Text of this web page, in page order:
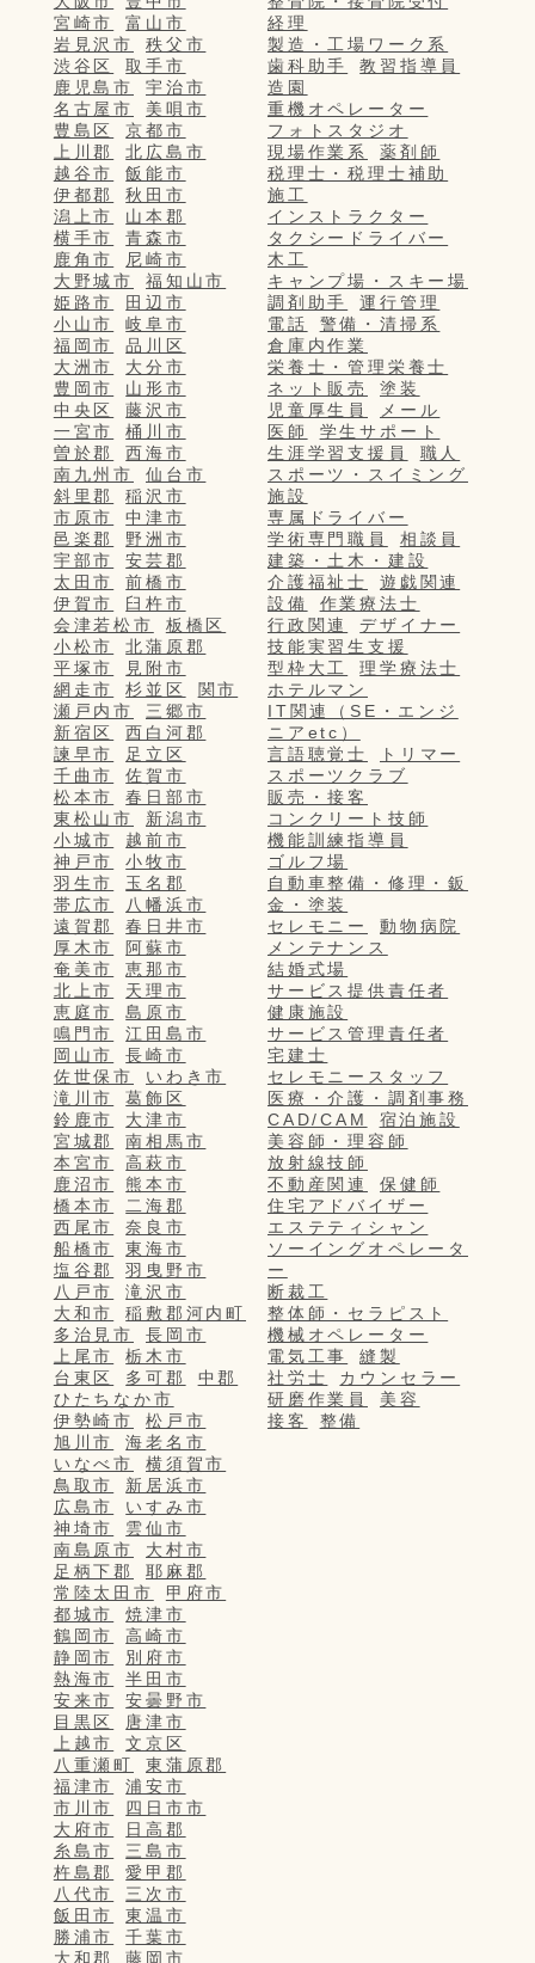
宮崎市
富山市
岩見沢市
秩父市
渋谷区
取手市
鹿児島市
宇治市
名古屋市
美唄市
豊島区
京都市
上川郡
北広島市
越谷市
飯能市
伊都郡
秋田市
潟上市
山本郡
横手市
青森市
鹿角市
尼崎市
大野城市
福知山市
姫路市
田辺市
小山市
岐阜市
福岡市
品川区
大洲市
大分市
豊岡市
山形市
中央区
藤沢市
一宮市
桶川市
曽於郡
西海市
南九州市
仙台市
斜里郡
稲沢市
市原市
中津市
邑楽郡
野洲市
宇部市
安芸郡
太田市
前橋市
伊賀市
臼杵市
会津若松市
板橋区
小松市
北蒲原郡
平塚市
見附市
網走市
杉並区
関市
瀬戸内市
三郷市
新宿区
西白河郡
諫早市
足立区
千曲市
佐賀市
松本市
春日部市
東松山市
新潟市
小城市
越前市
神戸市
小牧市
羽生市
玉名郡
帯広市
八幡浜市
遠賀郡
春日井市
厚木市
阿蘇市
奄美市
恵那市
北上市
天理市
恵庭市
島原市
鳴門市
江田島市
岡山市
長崎市
佐世保市
いわき市
滝川市
葛飾区
鈴鹿市
大津市
宮城郡
南相馬市
本宮市
高萩市
鹿沼市
熊本市
橋本市
二海郡
西尾市
奈良市
船橋市
東海市
塩谷郡
羽曳野市
八戸市
滝沢市
大和市
稲敷郡河内町
多治見市
長岡市
上尾市
栃木市
台東区
多可郡
中郡
ひたちなか市
伊勢崎市
松戸市
旭川市
海老名市
いなべ市
横須賀市
鳥取市
新居浜市
広島市
いすみ市
神埼市
雲仙市
南島原市
大村市
足柄下郡
耶麻郡
常陸太田市
甲府市
都城市
焼津市
鶴岡市
高崎市
静岡市
別府市
熱海市
半田市
安来市
安曇野市
目黒区
唐津市
上越市
文京区
八重瀬町
東蒲原郡
福津市
浦安市
市川市
四日市市
大府市
日高郡
糸島市
三島市
杵島郡
愛甲郡
八代市
三次市
飯田市
東温市
勝浦市
千葉市
大和郡
藤岡市
経理
製造・工場ワーク系
歯科助手
教習指導員
造園
重機オペレーター
フォトスタジオ
現場作業系
薬剤師
税理士・税理士補助
施工
インストラクター
タクシードライバー
木工
キャンプ場・スキー場
調剤助手
運行管理
電話
警備・清掃系
倉庫内作業
栄養士・管理栄養士
ネット販売
塗装
児童厚生員
メール
医師
学生サポート
生涯学習支援員
職人
スポーツ・スイミング
施設
専属ドライバー
学術専門職員
相談員
建築・土木・建設
介護福祉士
遊戯関連
設備
作業療法士
行政関連
デザイナー
技能実習生支援
型枠大工
理学療法士
ホテルマン
IT関連（SE・エンジ
ニアetc）
言語聴覚士
トリマー
スポーツクラブ
販売・接客
コンクリート技師
機能訓練指導員
ゴルフ場
自動車整備・修理・鈑
金・塗装
セレモニー
動物病院
メンテナンス
結婚式場
サービス提供責任者
健康施設
サービス管理責任者
宅建士
セレモニースタッフ
医療・介護・調剤事務
CAD/CAM
宿泊施設
美容師・理容師
放射線技師
不動産関連
保健師
住宅アドバイザー
エステティシャン
ソーイングオペレータ
ー
断裁工
整体師・セラピスト
機械オペレーター
電気工事
縫製
社労士
カウンセラー
研磨作業員
美容
接客
整備